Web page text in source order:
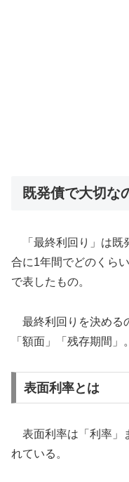
既発債で大切な
「最終利回り」は既
合に1年間でどのくら
で表したもの。
最終利回りを決める
「額面」「残存期間」。
表面利率とは
表面利率は「利率」
れている。